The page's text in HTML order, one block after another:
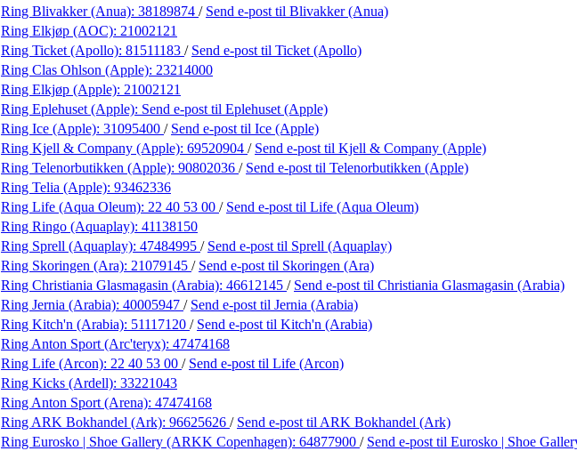
Ring Blivakker (Anua): 38189874 / Send e-post til Blivakker (Anua)
Ring Elkjøp (AOC): 21002121
Ring Ticket (Apollo): 81511183 / Send e-post til Ticket (Apollo)
Ring Clas Ohlson (Apple): 23214000
Ring Elkjøp (Apple): 21002121
Ring Eplehuset (Apple): Send e-post til Eplehuset (Apple)
Ring Ice (Apple): 31095400 / Send e-post til Ice (Apple)
Ring Kjell & Company (Apple): 69520904 / Send e-post til Kjell & Company (Apple)
Ring Telenorbutikken (Apple): 90802036 / Send e-post til Telenorbutikken (Apple)
Ring Telia (Apple): 93462336
Ring Life (Aqua Oleum): 22 40 53 00 / Send e-post til Life (Aqua Oleum)
Ring Ringo (Aquaplay): 41138150
Ring Sprell (Aquaplay): 47484995 / Send e-post til Sprell (Aquaplay)
Ring Skoringen (Ara): 21079145 / Send e-post til Skoringen (Ara)
Ring Christiania Glasmagasin (Arabia): 46612145 / Send e-post til Christiania Glasmagasin (Arabia)
Ring Jernia (Arabia): 40005947 / Send e-post til Jernia (Arabia)
Ring Kitch'n (Arabia): 51117120 / Send e-post til Kitch'n (Arabia)
Ring Anton Sport (Arc'teryx): 47474168
Ring Life (Arcon): 22 40 53 00 / Send e-post til Life (Arcon)
Ring Kicks (Ardell): 33221043
Ring Anton Sport (Arena): 47474168
Ring ARK Bokhandel (Ark): 96625626 / Send e-post til ARK Bokhandel (Ark)
Ring Eurosko | Shoe Gallery (ARKK Copenhagen): 64877900 / Send e-post til Eurosko | Shoe